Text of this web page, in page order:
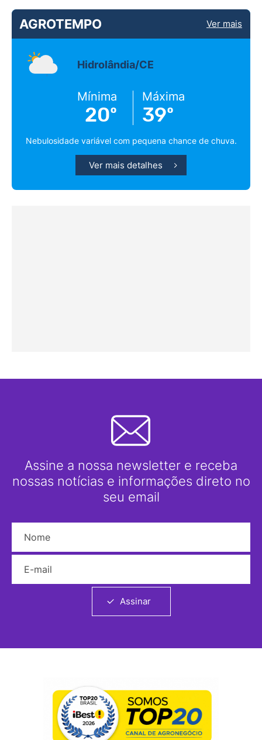
AGROTEMPO Ver mais
Hidrolândia/CE
Mínima
20º
Máxima
39º
Nebulosidade variável com pequena chance de chuva.
Ver mais detalhes
Assine a nossa newsletter e receba
nossas notícias e informações direto no
seu email
Assinar